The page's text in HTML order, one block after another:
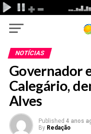
NOTÍCIAS
Governador
Calegário,
Alves
Published 4 anos
By Redação